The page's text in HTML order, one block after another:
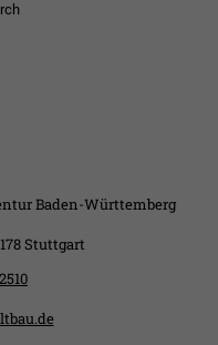
Baden-Württemberg
Stuttgart